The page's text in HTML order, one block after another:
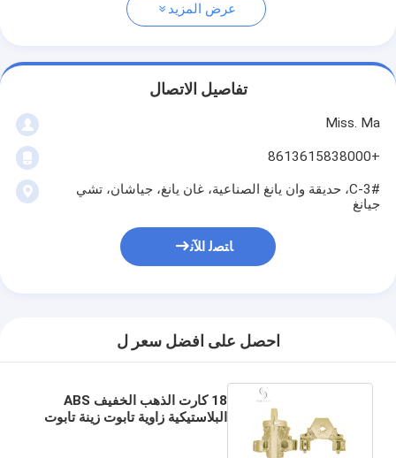
عرض المزيد
تفاصيل الاتصال
Miss. Ma
+8613615838000
3#-C، حديقة وان يانغ الصناعية، غان يانغ، جياشان، تشي
جيانغ
ﺎﺘﺼﻟ ﺍﻶﻧ
احصل على افضل سعر ل
18 كارت الذهب الخفيف ABS
البلاستيكية زاوية تابوت زينة تابوت